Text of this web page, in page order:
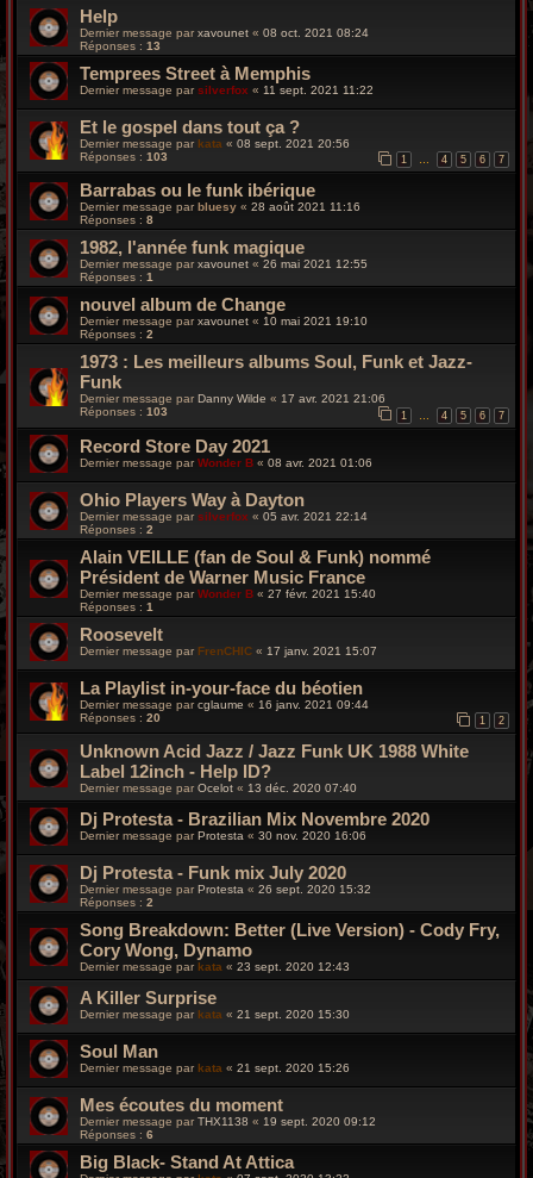
Help
Dernier message par xavounet « 08 oct. 2021 08:24
Réponses : 13
Temprees Street à Memphis
Dernier message parsilverfox « 11 sept. 2021 11:22
Et le gospel dans tout ça ?
Dernier message par kata « 08 sept. 2021 20:56
Réponses : 103 1 … 4 5 6 7
Barrabas ou le funk ibérique
Dernier message parbluesy « 28 août 2021 11:16
Réponses : 8
1982, l'année funk magique
Dernier message par xavounet « 26 mai 2021 12:55
Réponses : 1
nouvel album de Change
Dernier message parxavounet « 10 mai 2021 19:10
Réponses : 2
1973 : Les meilleurs albums Soul, Funk et Jazz-
Funk
Dernier message par Danny Wilde « 17 avr. 2021 21:06
Réponses : 103 1 4 5 6 7
Record Store Day 2021
Dernier message parWonder B « 08 avr. 2021 01:06
Ohio Players Way à Dayton
Dernier message par silverfox « 05 avr. 2021 22:14
Réponses : 2
Alain VEILLE (fan de Soul & Funk) nommé
Président de Warner Music France
Dernier message par Wonder B « 27 févr. 2021 15:40
Réponses : 1
Roosevelt
Dernier message par FrenCHIC « 17 janv. 2021 15:07
La Playlist in-your-face du béotien
Dernier message parcglaume « 16 janv. 2021 09:44
Réponses : 20 1 2
Unknown Acid Jazz / Jazz Funk UK 1988 White
Label 12inch - Help ID?
Dernier message par Ocelot « 13 déc. 2020 07:40
Dj Protesta - Brazilian Mix Novembre 2020
Dernier message parProtesta « 30 nov. 2020 16:06
Dj Protesta - Funk mix July 2020
Dernier message par Protesta « 26 sept. 2020 15:32
Réponses : 2
Song Breakdown: Better (Live Version) - Cody Fry,
Cory Wong, Dynamo
Dernier message par kata « 23 sept. 2020 12:43
A Killer Surprise
Dernier message par kata « 21 sept. 2020 15:30
Soul Man
Dernier message parkata « 21 sept. 2020 15:26
Mes écoutes du moment
Dernier message par THX1138 « 19 sept. 2020 09:12
Réponses : 6
Big Black- Stand At Attica